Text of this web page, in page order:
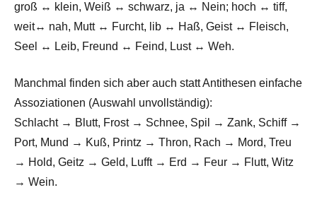
groß ↔ klein, Weiß ↔ schwarz, ja ↔ Nein; hoch ↔ tiff,
weit↔ nah, Mutt ↔ Furcht, lib ↔ Haß, Geist ↔ Fleisch,
Seel ↔ Leib, Freund ↔ Feind, Lust ↔ Weh.
Manchmal finden sich aber auch statt Antithesen einfache
Assoziationen (Auswahl unvollständig):
Schlacht → Blutt, Frost → Schnee, Spil → Zank, Schiff →
Port, Mund → Kuß, Printz → Thron, Rach → Mord, Treu
→ Hold, Geitz → Geld, Lufft → Erd → Feur → Flutt, Witz
→ Wein.